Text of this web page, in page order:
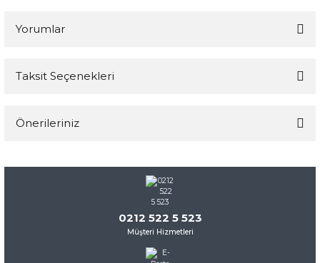
Yorumlar
Taksit Seçenekleri
Önerileriniz
konularda yetersiz gördüğünüz noktaları öneri formunu
kullanarak tarafımıza iletebilirsiniz.
Görüş ve önerileriniz için teşekkür ederiz.
Ürün resmi kalitesiz, bozuk veya görüntülenemiyor.
Ürün açıklamasında eksik bilgiler bulunuyor.
0212 522 5 523
Müşteri Hizmetleri